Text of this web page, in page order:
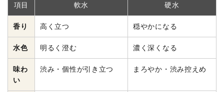
項目 軟水 硬水
香り 高く立つ 穏やかになる
水色 明るく澄む 濃く深くなる
味わ
い
渋み・個性が引き立つ まろやか・渋み控えめ